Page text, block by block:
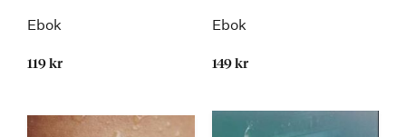
Ebok
119 kr
Ebok
149 kr